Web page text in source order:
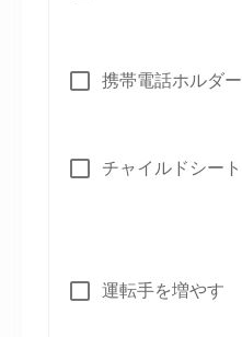
携帯電話ホルダー
チャイルドシート
運転手を増やす